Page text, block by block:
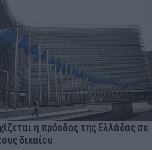
η πρόοδος της Ελλάδας σε
δικαίου